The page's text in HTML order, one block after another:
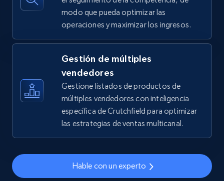
TikTok Shop - discover records by shop url
URL, Title, Available, Description, Currency, Initial
price, Final price, Discount percent, and more.
668+ Comenzar ahora
modo que pueda optimizar las
operaciones y maximizar los ingresos.
Gestión de múltiples
vendedores
Gestione listados de productos de
múltiples vendedores con inteligencia
específica de Crutchfield para optimizar
las estrategias de ventas multicanal.
Hable con un experto